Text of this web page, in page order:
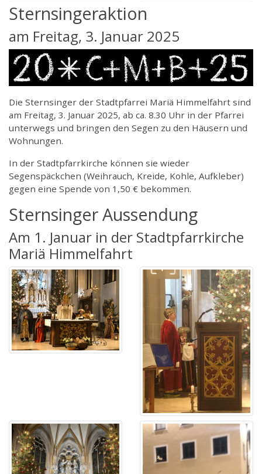
Sternsingeraktion
am Freitag, 3. Januar 2025
Die Sternsinger der Stadtpfarrei Mariä Himmelfahrt sind
am Freitag, 3. Januar 2025, ab ca. 8.30 Uhr in der Pfarrei
unterwegs und bringen den Segen zu den Häusern und
Wohnungen.
In der Stadtpfarrkirche können sie wieder
Segenspäckchen (Weihrauch, Kreide, Kohle, Aufkleber)
gegen eine Spende von 1,50 € bekommen.
Sternsinger Aussendung
Am 1. Januar in der Stadtpfarrkirche
Mariä Himmelfahrt